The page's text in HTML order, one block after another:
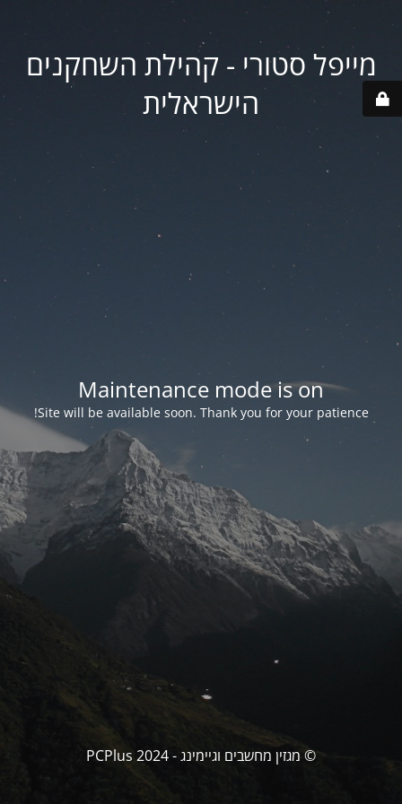
מייפל סטורי - קהילת השחקנים
הישראלית
Maintenance mode is on
Site will be available soon. Thank you for your patience!
© מגזין מחשבים וגיימינג - PCPlus 2024